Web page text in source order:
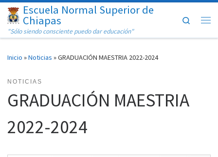
Saltar al contenido
Escuela Normal Superior de
Chiapas
"Sólo siendo consciente puedo dar educación"
Search
Inicio »Noticias »GRADUACIÓN MAESTRIA 2022-2024
NOTICIAS
GRADUACIÓN MAESTRIA
2022-2024